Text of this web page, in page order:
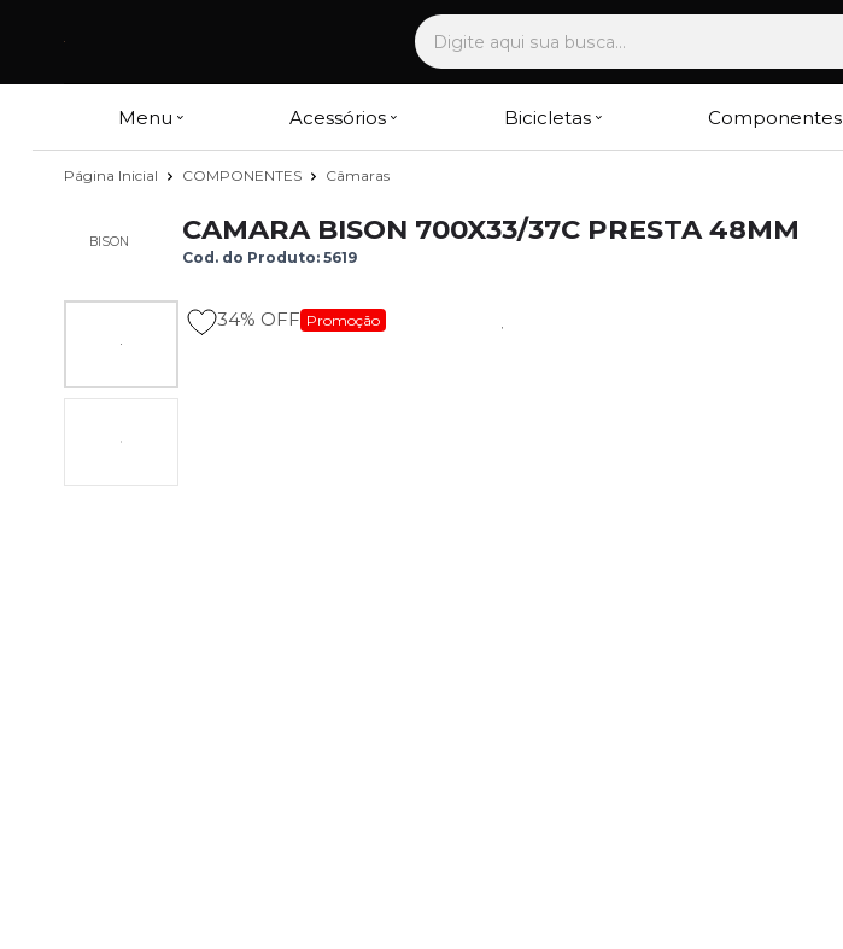
Menu Acessórios Bicicletas Componentes
Página Inicial COMPONENTES Câmaras
BISON CAMARA BISON 700X33/37C PRESTA 48MM
Cod. do Produto: 5619
34% OFF Promoção